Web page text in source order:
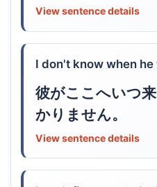
View sentence details
I don't know when he
彼がここへいつ
かりません。
View sentence details